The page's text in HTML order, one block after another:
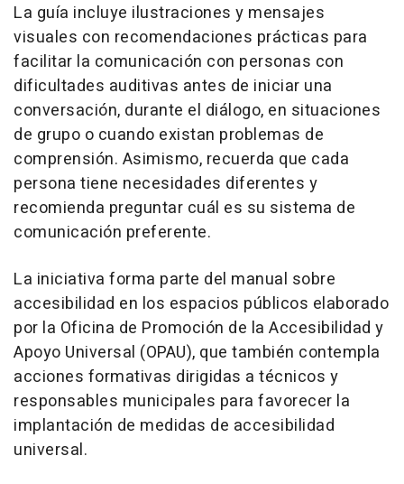
La guía incluye ilustraciones y mensajes
visuales con recomendaciones prácticas para
facilitar la comunicación con personas con
dificultades auditivas antes de iniciar una
conversación, durante el diálogo, en situaciones
de grupo o cuando existan problemas de
comprensión. Asimismo, recuerda que cada
persona tiene necesidades diferentes y
recomienda preguntar cuál es su sistema de
comunicación preferente.
La iniciativa forma parte del manual sobre
accesibilidad en los espacios públicos elaborado
por la Oficina de Promoción de la Accesibilidad y
Apoyo Universal (OPAU), que también contempla
acciones formativas dirigidas a técnicos y
responsables municipales para favorecer la
implantación de medidas de accesibilidad
universal.